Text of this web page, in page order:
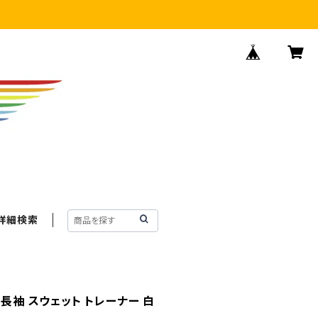
細検索
袖 スウェット トレーナー 白